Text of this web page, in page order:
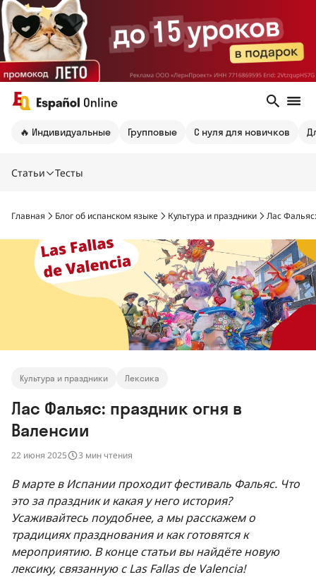
🔥 Индивидуальные Групповые С нуля для новичков
Статьи Тесты
Главная Блог об испанском языке Культура и праздники Лас
Культура и праздники Лексика
Лас Фальяс: праздник огня в
Валенсии
22 июня 2025 3 мин чтения
В марте в Испании проходит фестиваль Фальяс. Что
это за праздник и какая у него история?
Усаживайтесь поудобнее, а мы расскажем о
традициях празднования и как готовятся к
мероприятию. В конце статьи вы найдёте новую
лексику, связанную c Las Fallas de Valencia!